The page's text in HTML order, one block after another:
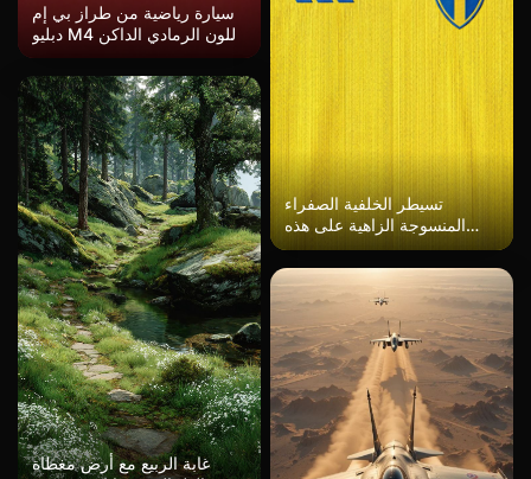
سيارة رياضية من طراز بي إم
دبليو M4 باللون الرمادي الداكن
موضوعة أمام خلفية حمراء
داكنة، مع أشجار النخيل وسكك
المدينة بأسلوب رسم توضيحي
متجذر في الحد الأدنى. يتميز
هيكل السيارة بتصميم انسيابي
مسطح، مما يخلق أجواء قديمة
في ميامي، مع تباين بين درجات
لون الغروب البرتقالي والأحمر
ولون السيارة الرمادي البارد.
تسيطر الخلفية الصفراء
المنسوجة الزاهية على هذه
الصورة الرأسية، مع علامتين
بارزتين تؤكدان التركيبة. يقع
شعار أديداس على اليسار
باللون الأزرق الجريء مع
تصميم المثلث المرتبط
بالخطوط الثلاثة المميزة له.
شعار المنتخب الوطني السويدي
لكرة القدم على اليمين بلوني
الأزرق والأصفر المتطابق، حيث
يُظهر الدرع نمط الصليب
الشمالي مع وضع كلمة
غابة الربيع مع أرض مغطاة